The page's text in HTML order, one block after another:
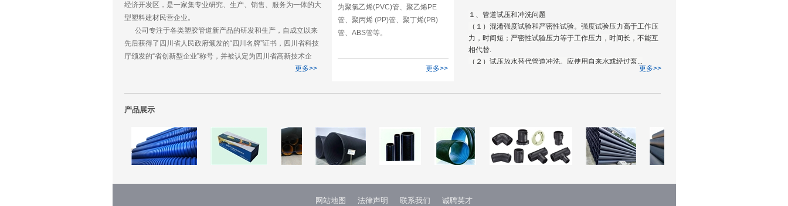
经济开发区，是一家集专业研究、生产、销售、服务为一体的大
型塑料建材民营企业。
公司专注于各类塑胶管道新产品的研发和生产，自成立以来
先后获得了四川省人民政府颁发的“四川名牌”证书，四川省科技
厅颁发的“省创新型企业”称号，并被认定为四川省高新技术企
业。公司与清华大学、四川大学高分子材料学院成立了联合研发
四川煌盛管业有限公司是一家年轻的公司，我们秉承为社会
生产优质、优价给排水管道的企业宗旨，坚持优质高标准生产，
远大目标。
更多>>
为聚氯乙烯(PVC)管、聚乙烯PE
管、聚丙烯 (PP)管、聚丁烯(PB)
管、ABS管等。
更多>>
１、管道试压和冲洗问题
（１）混淆强度试验和严密性试验。强度试验压力高于工作压
力，时间短；严密性试验压力等于工作压力，时间长，不能互
相代替.
（２）试压放水替代管道冲洗。应使用自来水或经过泵...
更多>>
产品展示
网站地图 法律声明 联系我们 诚聘英才